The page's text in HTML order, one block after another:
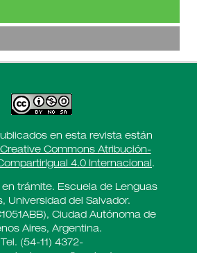
en esta revista están
Commons Atribución-
4.0 Internacional .
en trámite. Escuela de Lenguas
Universidad del Salvador.
Ciudad Autónoma de
Aires, Argentina.
Tel. (54-11) 4372-